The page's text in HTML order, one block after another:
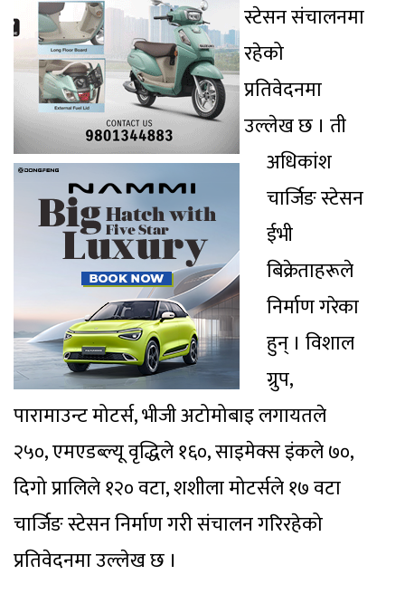
स्टेसन संचालनमा
रहेको
प्रतिवेदनमा
उल्लेख छ । ती
अधिकांश
चार्जिङ स्टेसन
ईभी
बिक्रेताहरूले
निर्माण गरेका
हुन् । विशाल
ग्रुप,
पारामाउन्ट मोटर्स, भीजी अटोमोबाइ लगायतले
२५०, एमएडब्ल्यू वृद्धिले १६०, साइमेक्स इंकले ७०,
दिगो प्रालिले १२० वटा, शशीला मोटर्सले १७ वटा
चार्जिङ स्टेसन निर्माण गरी संचालन गरिरहेको
प्रतिवेदनमा उल्लेख छ ।